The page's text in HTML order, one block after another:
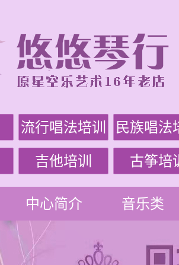
流行唱法培训 民族唱法
吉他培训 古筝培
中心简介 音乐类